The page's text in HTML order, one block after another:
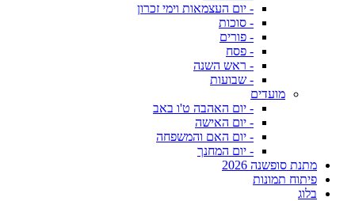
- יום העצמאות וימי זכרון
- סוכות
- פורים
- פסח
- ראש השנה
- שבועות
מועדים
- יום האהבה ט'ו באב
- יום האישה
- יום האם והמשפחה
- יום המחנך
מתנת סופשנה 2026
פיתוח תמונות
בלוג